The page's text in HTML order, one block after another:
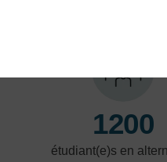
1200
étudiant(e)s en